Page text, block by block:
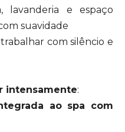
lavanderia e espaço
suavidade
com silêncio e
intensamente:
ao spa com